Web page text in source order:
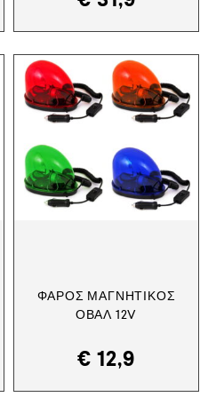
ΦΆΡΟΣ ΜΑΓΝΗΤΙΚΌΣ
ΟΒΆΛ 12V
€ 12,9